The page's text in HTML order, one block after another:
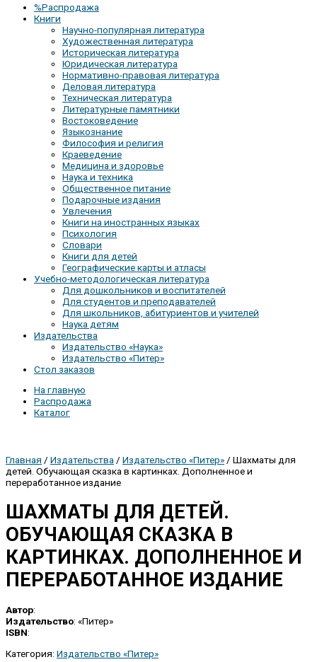
%Распродажа
Книги
Научно-популярная литература
Художественная литература
Историческая литература
Юридическая литература
Нормативно-правовая литература
Деловая литература
Техническая литература
Литературные памятники
Востоковедение
Языкознание
Философия и религия
Краеведение
Медицина и здоровье
Наука и техника
Общественное питание
Подарочные издания
Увлечения
Книги на иностранных языках
Психология
Словари
Книги для детей
Географические карты и атласы
Учебно-методологическая литература
Для дошкольников и воспитателей
Для студентов и преподавателей
Для школьников, абитуриентов и учителей
Наука детям
Издательства
Издательство «Наука»
Издательство «Питер»
Стол заказов
На главную
Распродажа
Каталог
Главная / Издательства / Издательство «Питер» / Шахматы для
детей. Обучающая сказка в картинках. Дополненное и
переработанное издание
ШАХМАТЫ ДЛЯ ДЕТЕЙ.
ОБУЧАЮЩАЯ СКАЗКА В
КАРТИНКАХ. ДОПОЛНЕННОЕ И
ПЕРЕРАБОТАННОЕ ИЗДАНИЕ
Автор:
Издательство: «Питер»
ISBN:
Категория: Издательство «Питер»